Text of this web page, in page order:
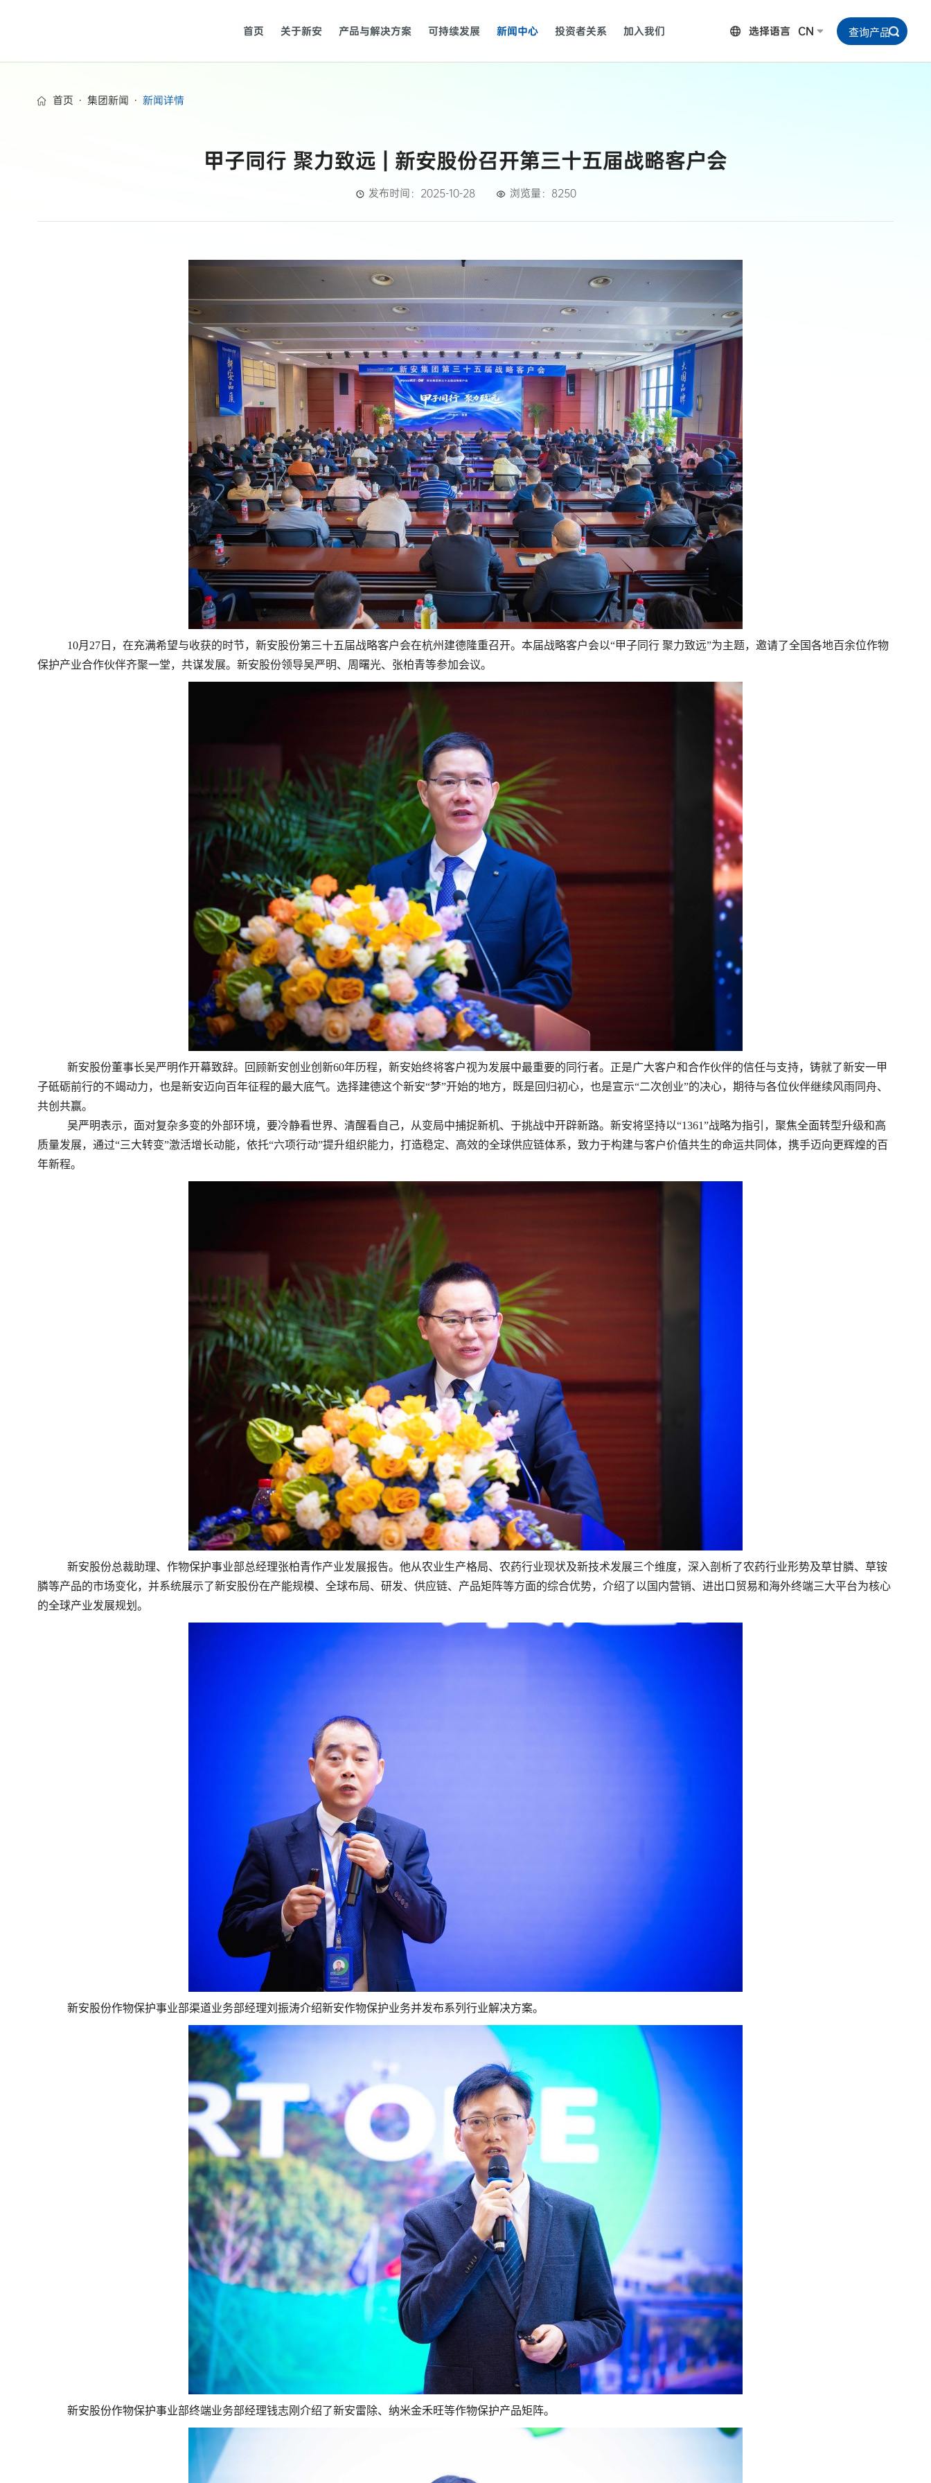
首页 关于新安 产品与解决方案 可持续发展 新闻中心 投资者关系 加入我们 选择语言 CN
首页 · 集团新闻 · 新闻详情
甲子同行 聚力致远 | 新安股份召开第三十五届战略客户会
发布时间：2025-10-28 浏览量：8250
10月27日，在充满希望与收获的时节，新安股份第三十五届战略客户会在杭州建德隆重召开。本届战略客户会以“甲子同行 聚力致远”为主题，邀请了全国各地百余位作物
保护产业合作伙伴齐聚一堂，共谋发展。新安股份领导吴严明、周曙光、张柏青等参加会议。
新安股份董事长吴严明作开幕致辞。回顾新安创业创新60年历程，新安始终将客户视为发展中最重要的同行者。正是广大客户和合作伙伴的信任与支持，铸就了新安一甲
子砥砺前行的不竭动力，也是新安迈向百年征程的最大底气。选择建德这个新安“梦”开始的地方，既是回归初心，也是宣示“二次创业”的决心，期待与各位伙伴继续风雨同舟、
共创共赢。
吴严明表示，面对复杂多变的外部环境，要冷静看世界、清醒看自己，从变局中捕捉新机、于挑战中开辟新路。新安将坚持以“1361”战略为指引，聚焦全面转型升级和高
质量发展，通过“三大转变”激活增长动能，依托“六项行动”提升组织能力，打造稳定、高效的全球供应链体系，致力于构建与客户价值共生的命运共同体，携手迈向更辉煌的百
年新程。
新安股份总裁助理、作物保护事业部总经理张柏青作产业发展报告。他从农业生产格局、农药行业现状及新技术发展三个维度，深入剖析了农药行业形势及草甘膦、草铵
膦等产品的市场变化，并系统展示了新安股份在产能规模、全球布局、研发、供应链、产品矩阵等方面的综合优势，介绍了以国内营销、进出口贸易和海外终端三大平台为核心
的全球产业发展规划。
新安股份作物保护事业部渠道业务部经理刘振涛介绍新安作物保护业务并发布系列行业解决方案。
新安股份作物保护事业部终端业务部经理钱志刚介绍了新安雷除、纳米金禾旺等作物保护产品矩阵。